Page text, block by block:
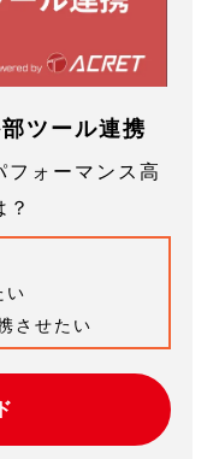
ツール連携
フォーマンス高
い
させたい